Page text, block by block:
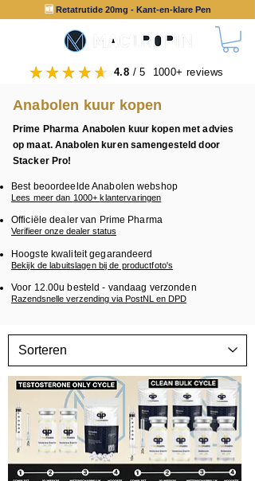
🆕 Retatrutide 20mg - Kant-en-klare Pen
4.8 / 5 1000+ reviews
Anabolen kuur kopen
Prime Pharma Anabolen kuur kopen met advies
op maat. Anabolen kuren samengesteld door
Stacker Pro!
Best beoordeelde Anabolen webshop
Lees meer dan 1000+klantervaringen
Officiële dealer van Prime Pharma
Verifieer onze dealer status
Hoogste kwaliteit gegarandeerd
Bekijk de labuitslagen bij de productfoto's
Voor 12.00u besteld - vandaag verzonden
Razendsnelle verzending via PostNL en DPD